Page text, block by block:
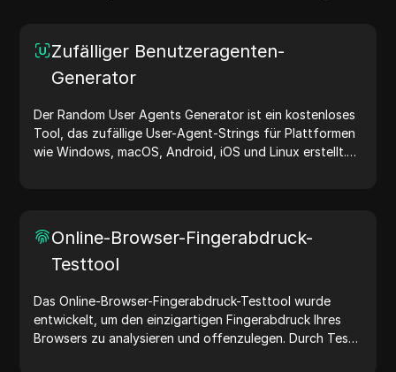
Zufälliger Benutzeragenten-
Generator
Der Random User Agents Generator ist ein kostenloses
Tool, das zufällige User-Agent-Strings für Plattformen
wie Windows, macOS, Android, iOS und Linux erstellt.
noch heute User-Agents!
Online-Browser-Fingerabdruck-
Testtool
Das Online-Browser-Fingerabdruck-Testtool wurde
entwickelt, um den einzigartigen Fingerabdruck Ihres
Browsers zu analysieren und offenzulegen. Durch Tests